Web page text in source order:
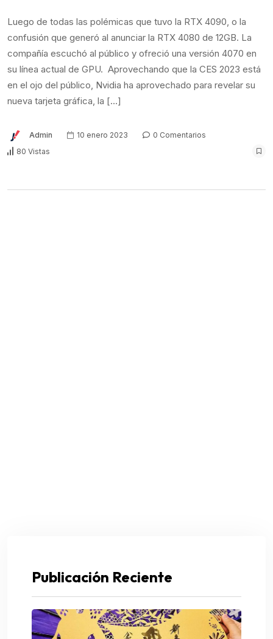
Luego de todas las polémicas que tuvo la RTX 4090, o la
confusión que generó al anunciar la RTX 4080 de 12GB. La
compañía escuchó al público y ofreció una versión 4070 en
su línea actual de GPU. Aprovechando que la CES 2023 está
en el ojo del público, Nvidia ha aprovechado para revelar su
nueva tarjeta gráfica, la […]
Admin 10 enero 2023
0 Comentarios
80 Vistas
Publicación Reciente